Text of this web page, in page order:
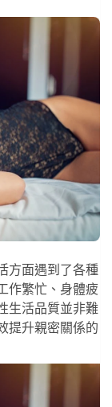
方面遇到了各種
作繁忙、身體疲
生活品質並非難
提升親密關係的